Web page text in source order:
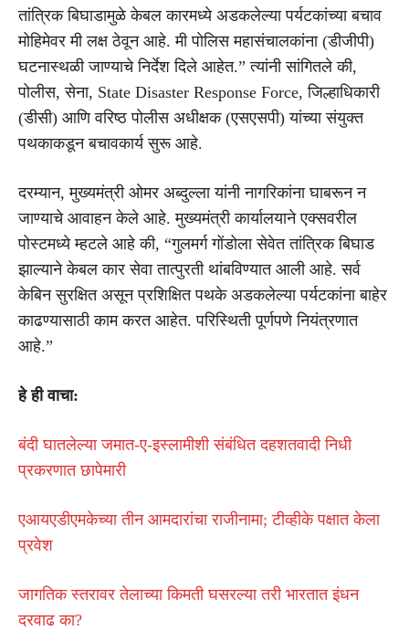
तांत्रिक बिघाडामुळे केबल कारमध्ये अडकलेल्या पर्यटकांच्या बचाव
मोहिमेवर मी लक्ष ठेवून आहे. मी पोलिस महासंचालकांना (डीजीपी)
घटनास्थळी जाण्याचे निर्देश दिले आहेत.” त्यांनी सांगितले की,
पोलीस, सेना, State Disaster Response Force, जिल्हाधिकारी
(डीसी) आणि वरिष्ठ पोलीस अधीक्षक (एसएसपी) यांच्या संयुक्त
पथकाकडून बचावकार्य सुरू आहे.
दरम्यान, मुख्यमंत्री ओमर अब्दुल्ला यांनी नागरिकांना घाबरून न
जाण्याचे आवाहन केले आहे. मुख्यमंत्री कार्यालयाने एक्सवरील
पोस्टमध्ये म्हटले आहे की, “गुलमर्ग गोंडोला सेवेत तांत्रिक बिघाड
झाल्याने केबल कार सेवा तात्पुरती थांबविण्यात आली आहे. सर्व
केबिन सुरक्षित असून प्रशिक्षित पथके अडकलेल्या पर्यटकांना बाहेर
काढण्यासाठी काम करत आहेत. परिस्थिती पूर्णपणे नियंत्रणात
आहे.”
हे ही वाचा:
बंदी घातलेल्या जमात-ए-इस्लामीशी संबंधित दहशतवादी निधी
प्रकरणात छापेमारी
एआयएडीएमकेच्या तीन आमदारांचा राजीनामा; टीव्हीके पक्षात केला
प्रवेश
जागतिक स्तरावर तेलाच्या किमती घसरल्या तरी भारतात इंधन
दरवाढ का?